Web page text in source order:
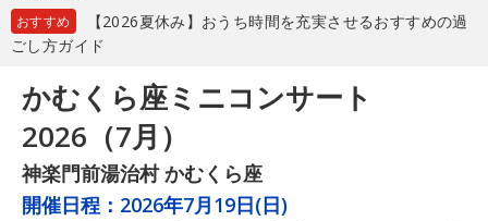
おすすめ
【2026夏休み】おうち時間を充実させるおすすめの過
ごし方ガイド
かむくら座ミニコンサート
2026（7月）
神楽門前湯治村 かむくら座
開催日程： 2026年7月19日(日)